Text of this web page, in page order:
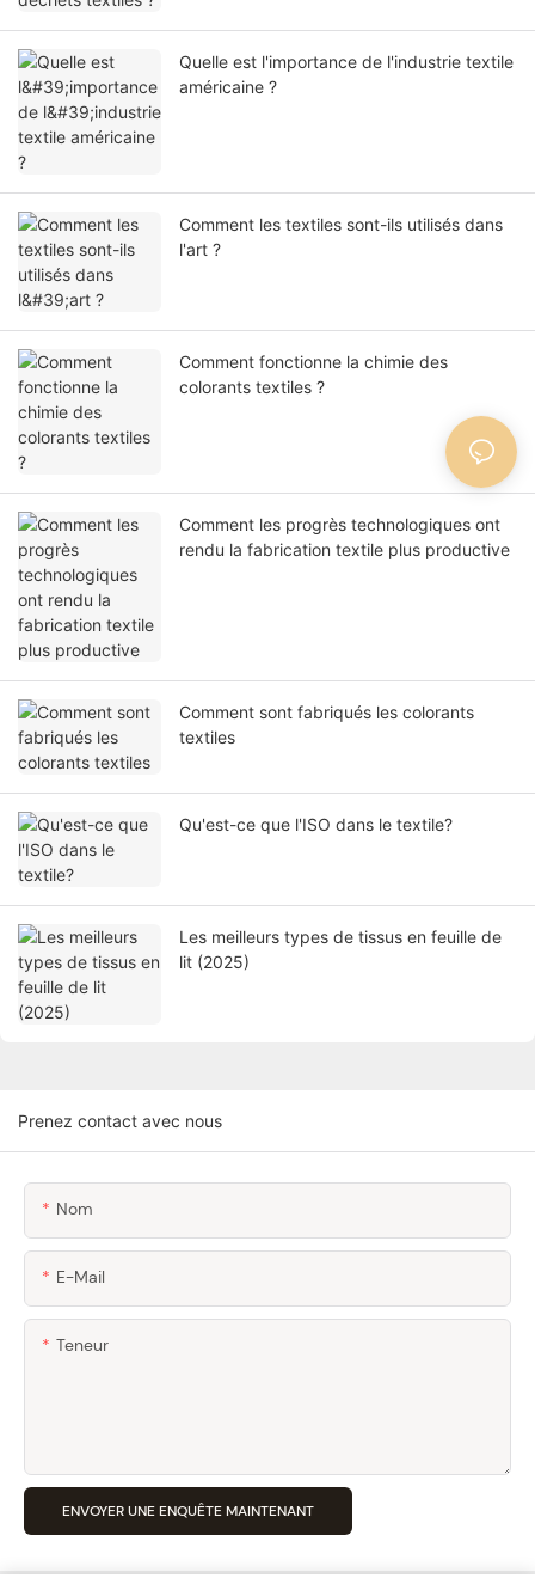
Quelle est l'importance de l'industrie textile
américaine ?
Comment les textiles sont-ils utilisés dans
l'art ?
Comment fonctionne la chimie des
colorants textiles ?
Comment les progrès technologiques ont
rendu la fabrication textile plus productive
Comment sont fabriqués les colorants
textiles
Qu'est-ce que l'ISO dans le textile?
Les meilleurs types de tissus en feuille de
lit (2025)
Prenez contact avec nous
Nom
E-Mail
Teneur
ENVOYER UNE ENQUÊTE MAINTENANT